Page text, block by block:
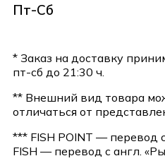
Пт-Сб
* Заказ на доставку
пт-сб до 21:30 ч.
** Внешний вид товара
отличаться от
*** FISH POINT — перевод
FISH — перевод с англ.